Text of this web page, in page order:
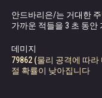
안드바리는 순식간
말았습니다. 그러
심연을 가득 메운
니다. 아마 이제 어
악한 존재가 모습
안드바리은/는 거대한
가까운 적들을 3 초 동안
데미지
79862 (물리 공격에 따
절 확률이 낮아집니다
패시브 스킬입니다. 안
업 효과로부터 자신과 가
대상의 레벨이 130보다
할 확률이 낮아집니다
체력이 가장 낮은 적을
데미지를 입히고 대상을
데미지
59027 (물리 공격에 따라
물리 및 고정 데미지를
군을 보호합니다. 장벽
장벽에 의해 흡수된 데미
194544 (체력에 따라 다름)